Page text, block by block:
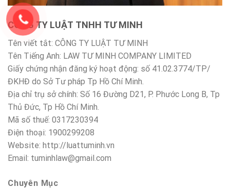
CÔNG TY LUẬT TNHH TƯ MINH
Tên viết tắt: CÔNG TY LUẬT TƯ MINH
Tên Tiếng Anh: LAW TƯ MINH COMPANY LIMITED
Giấy chứng nhận đăng ký hoạt động: số 41.02.3774/TP/
ĐKHĐ do Sở Tư pháp Tp Hồ Chí Minh.
Địa chỉ trụ sở chính: Số 16 Đường D21, P. Phước Long B, Tp
Thủ Đức, Tp Hồ Chí Minh.
Mã số thuế: 0317230394
Điện thoại: 1900299208
Website: http://luattuminh.vn
Email: tuminhlaw@gmail.com
Chuyên Mục